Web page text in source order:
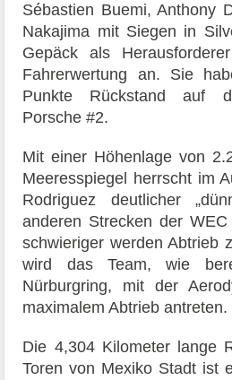
Sébastien Buemi, Anthony
Nakajima mit Siegen in
Gepäck als
Fahrerwertung an. Sie
Punkte Rückstand auf
Porsche #2.
Mit einer Höhenlage von
Meeresspiegel herrscht im
Rodriguez deutlicher
anderen Strecken der
schwieriger werden Abtrieb
wird das Team, wie
Nürburgring, mit der
maximalem Abtrieb antreten.
Die 4,304 Kilometer lange
Toren von Mexiko Stadt ist